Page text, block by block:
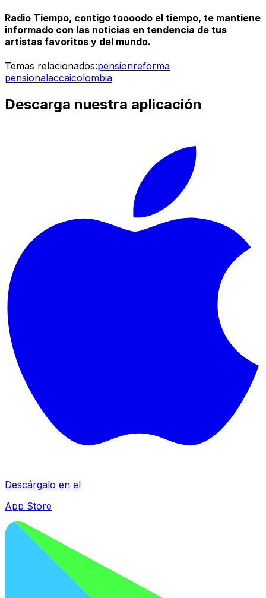
Radio Tiempo, contigo toooodo el tiempo, te mantiene
informado con las noticias en tendencia de tus
artistas favoritos y del mundo.
Temas relacionados:pensionreforma
pensionalaccaicolombia
Descarga nuestra aplicación
Descárgalo en el
App Store